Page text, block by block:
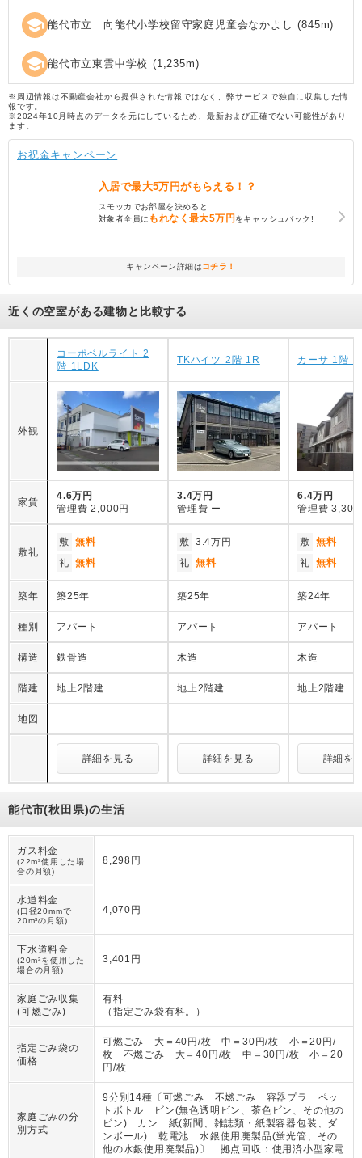
school 能代市立 向能代小学校留守家庭児童会なかよし (845m)
school 能代市立東雲中学校 (1,235m)
※周辺情報は不動産会社から提供された情報ではなく、弊サービスで独自に収集した情
報です。
※2024年10月時点のデータを元にしているため、最新および正確でない可能性があり
ます。
お祝金キャンペーン
入居で最大5万円がもらえる！？
スモッカでお部屋を決めると
対象者全員に もれなく最大5万円をキャッシュバック!
キャンペーン詳細はコチラ！
近くの空室がある建物と比較する
コーポベルライト 2
階 1LDK
TKハイツ 2階 1R カーサ 1階
外観
家賃
4.6万円
管理費 2,000円
3.4万円
管理費 ー
6.4万円
管理費 3,300
敷礼
敷 無料
礼 無料
敷 3.4万円
礼 無料
敷 無料
礼 無料
築年 築25年 築25年 築24年
種別 アパート アパート アパート
構造 鉄骨造 木造 木造
階建 地上2階建 地上2階建 地上2階建
地図
詳細を見る 詳細を見る 詳細を
能代市(秋田県)の生活
ガス料金
(22m³使用した場
合の月額)
8,298円
水道料金
(口径20mmで
20m³の月額)
4,070円
下水道料金
(20m³を使用した
場合の月額)
3,401円
家庭ごみ収集
(可燃ごみ)
有料
（ 指定ごみ袋有料。 ）
指定ごみ袋の
価格
可燃ごみ 大＝40円/枚 中＝30円/枚 小＝20円/
枚 不燃ごみ 大＝40円/枚 中＝30円/枚 小＝20
円/枚
家庭ごみの分
別方式
9分別14種〔可燃ごみ 不燃ごみ 容器プラ ペッ
トボトル ビン(無色透明ビン、茶色ビン、その他の
ビン) カン 紙(新聞、雑誌類・紙製容器包装、ダ
ンボール) 乾電池 水銀使用廃製品(蛍光管、その
他の水銀使用廃製品)〕 拠点回収：使用済小型家電